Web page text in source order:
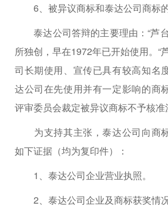
6、被异议商标和泰达公司商标的
泰达公司答辩的主要理由：“芦台
所独创，早在1972年已开始使用。“
司长期使用、宣传已具有较高知名
达公司在先使用并有一定影响的商
评审委员会裁定被异议商标不予核准
为支持其主张，泰达公司向商
如下证据（均为复印件）：
1、泰达公司企业营业执照。
2、泰达公司企业及商标获奖情况